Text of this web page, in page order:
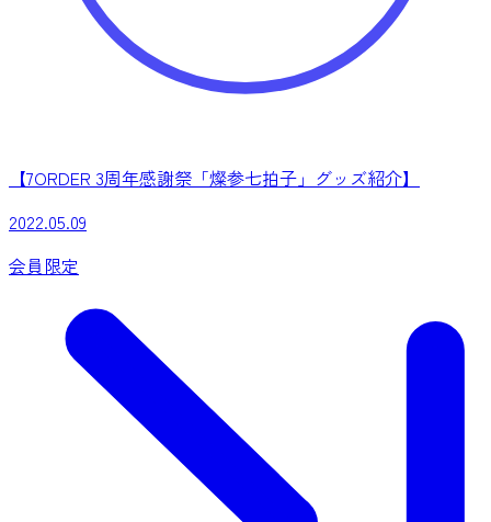
【7ORDER 3周年感謝祭「燦参七拍子」グッズ紹介】
2022.05.09
会員限定